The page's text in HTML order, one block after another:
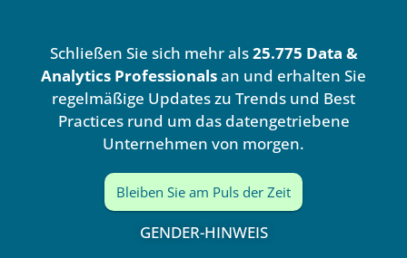
i
n
e
Schließen Sie sich mehr als25.775 Data &
Analytics Professionalsan und erhalten Sie
regelmäßige Updates zu Trends und Best
Practices rund um das datengetriebene
Unternehmen von morgen.
Bleiben Sie am Puls der Zeit
GENDER-HINWEIS